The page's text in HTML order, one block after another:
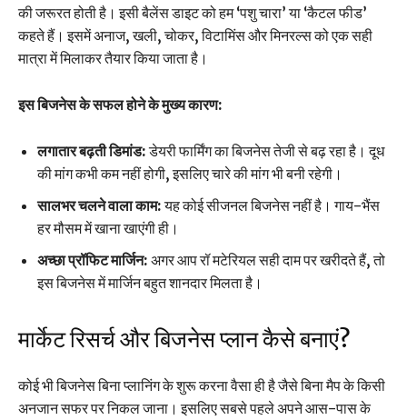
की जरूरत होती है। इसी बैलेंस डाइट को हम ‘पशु चारा’ या ‘कैटल फीड’
कहते हैं। इसमें अनाज, खली, चोकर, विटामिंस और मिनरल्स को एक सही
मात्रा में मिलाकर तैयार किया जाता है।
इस बिजनेस के सफल होने के मुख्य कारण:
लगातार बढ़ती डिमांड:डेयरी फार्मिंग का बिजनेस तेजी से बढ़ रहा है। दूध
की मांग कभी कम नहीं होगी, इसलिए चारे की मांग भी बनी रहेगी।
सालभर चलने वाला काम:यह कोई सीजनल बिजनेस नहीं है। गाय-भैंस
हर मौसम में खाना खाएंगी ही।
अच्छा प्रॉफिट मार्जिन: अगर आप रॉ मटेरियल सही दाम पर खरीदते हैं, तो
इस बिजनेस में मार्जिन बहुत शानदार मिलता है।
मार्केट रिसर्च और बिजनेस प्लान कैसे बनाएं?
कोई भी बिजनेस बिना प्लानिंग के शुरू करना वैसा ही है जैसे बिना मैप के किसी
अनजान सफर पर निकल जाना। इसलिए सबसे पहले अपने आस-पास के